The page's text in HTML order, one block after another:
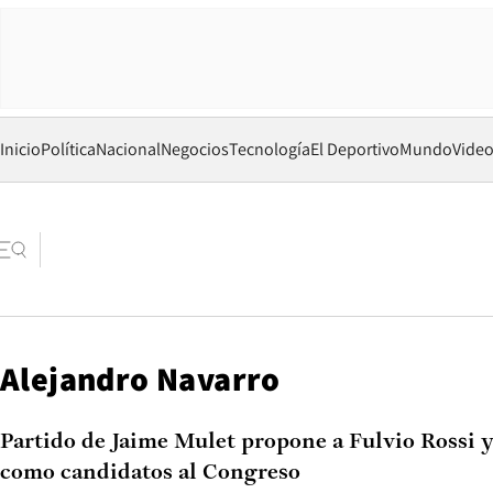
InicioPolíticaNacionalNegociosTecnologíaEl DeportivoMundo
Alejandro Navarro
Partido de Jaime Mulet propone a Fulvio Rossi
como candidatos al Congreso